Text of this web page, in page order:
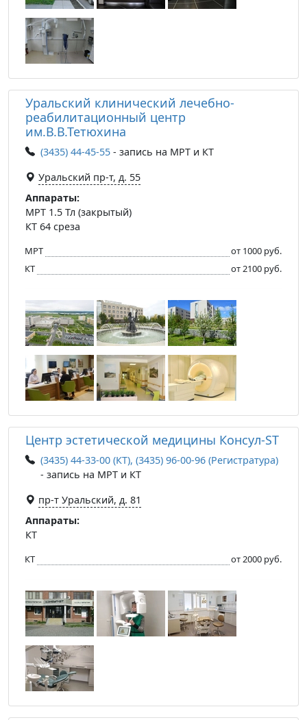
Уральский клинический лечебно-
реабилитационный центр
им.В.В.Тетюхина
(3435) 44-45-55 - запись на МРТ и КТ
Уральский пр-т, д. 55
Аппараты:
МРТ 1.5 Тл (закрытый)
КТ 64 среза
МРТ
от 1000 руб.
КТ
от 2100 руб.
Центр эстетической медицины Консул-ST
(3435) 44-33-00 (КТ), (3435) 96-00-96 (Регистратура)
- запись на МРТ и КТ
пр-т Уральский, д. 81
Аппараты:
КТ
КТ от 2000 руб.